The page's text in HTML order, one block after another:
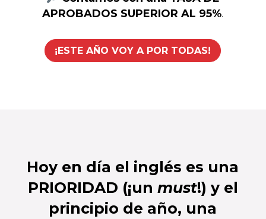
APROBADOS SUPERIOR AL 95%.
¡ESTE AÑO VOY A POR TODAS!
Hoy en día el inglés es una
PRIORIDAD (¡un must!) y el
principio de año, una